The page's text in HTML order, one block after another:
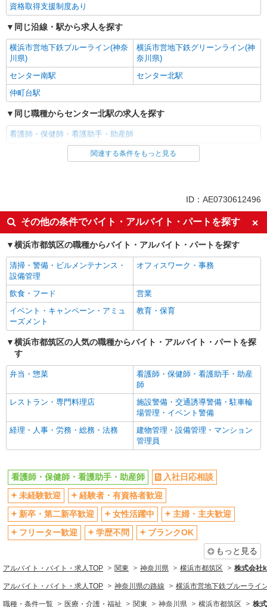
資格取得支援制度あり
同じ沿線・駅から求人を探す
横浜市営地下鉄ブルーライン(神奈
川県)
横浜市営地下鉄グリーンライン(神
奈川県)
センター南駅
センター北駅
仲町台駅
同じ職種からセンター北駅の求人を探す
看護師・保健師・看護助手・助産師
同じ雇用形態からセンター北駅の求人を探す
入社日応相談
未経験歓迎
経験者・有資格者歓迎
新卒・第二新卒歓迎
女性活躍中
主婦・主夫歓迎
フリーター歓迎
学歴不問
ブランクOK
ミドル（40代～）活躍中
エルダー（50代～）活躍中
シニア（60代～）活躍中
高収入・高額
昇給あり
完全週休2日制
フルタイム歓迎
駅直結・駅チカ
車通勤OK
自転車通勤OK
残業少なめ（月20h未満）
交通費支給
社会保険あり
産休・育休取得実績あり
各種手当（家族・役職・インセン
ティブなど）あり
制服貸与
研修制度あり
資格取得支援制度あり
同じ職種から求人を探す
医療・介護・福祉
同じ特徴から求人を探す
未経験歓迎
ミドル（40代～）活躍中
ボーナス・賞与あり
車通勤OK
関連する条件をもっと見る
ID：AE0730612496
その他の条件でバイト・アルバイト・パートを探す
横浜市都筑区の職種からバイト・アルバイト・パートを探す
清掃・警備・ビルメンテナンス・
設備管理
オフィスワーク・事務
飲食・フード
営業
イベント・キャンペーン・アミュ
ーズメント
教育・保育
横浜市都筑区の人気の職種からバイト・アルバイト・パートを探
す
弁当・惣菜
看護師・保健師・看護助手・助産
師
レストラン・専門料理店
施設警備・交通誘導警備・駐車輪
場管理・イベント警備
経理・人事・労務・総務・法務
建物管理・設備管理・マンション
管理員
看護師・保健師・看護助手・助産師
入社日応相談
未経験歓迎
経験者・有資格者歓迎
新卒・第二新卒歓迎
女性活躍中
主婦・主夫歓迎
フリーター歓迎
学歴不問
ブランクOK
もっと見る
アルバイト・バイト・求人TOP 関東 神奈川県 横浜市都筑区 株式会社
アルバイト・バイト・求人TOP 神奈川県の路線 横浜市営地下鉄ブルーライ
職種・条件一覧 医療・介護・福祉 関東 神奈川県 横浜市都筑区 株